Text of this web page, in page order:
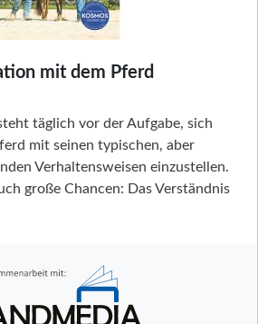
mit dem Pferd
täglich vor der Aufgabe, sich
mit seinen typischen, aber
Verhaltensweisen einzustellen.
große Chancen: Das Verständnis